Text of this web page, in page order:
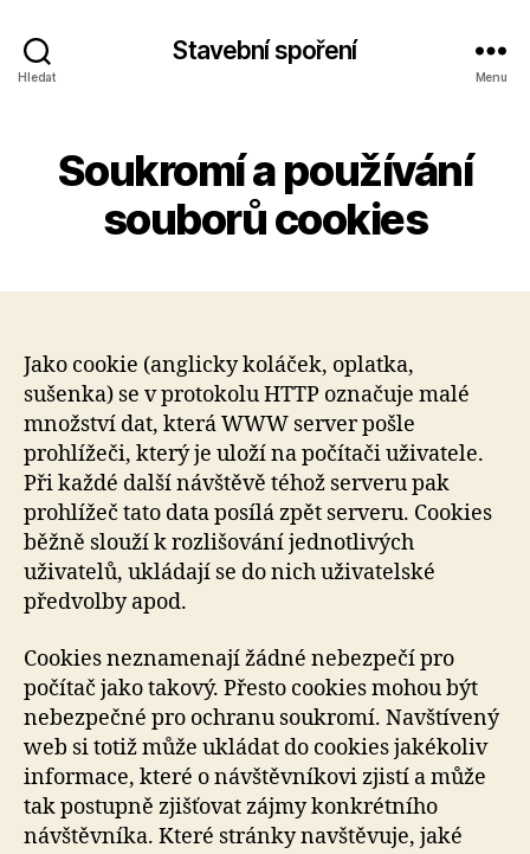
Hledat
Stavební spoření
Menu
Soukromí a používání
souborů cookies
Jako cookie (anglicky koláček, oplatka,
sušenka) se v protokolu HTTP označuje malé
množství dat, která WWW server pošle
prohlížeči, který je uloží na počítači uživatele.
Při každé další návštěvě téhož serveru pak
prohlížeč tato data posílá zpět serveru. Cookies
běžně slouží k rozlišování jednotlivých
uživatelů, ukládají se do nich uživatelské
předvolby apod.
Cookies neznamenají žádné nebezpečí pro
počítač jako takový. Přesto cookies mohou být
nebezpečné pro ochranu soukromí. Navštívený
web si totiž může ukládat do cookies jakékoliv
informace, které o návštěvníkovi zjistí a může
tak postupně zjišťovat zájmy konkrétního
návštěvníka. Které stránky navštěvuje, jaké